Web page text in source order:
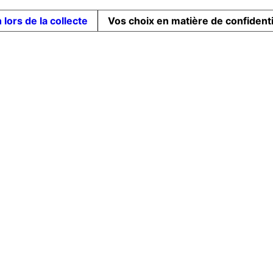
lors de la collecte Vos choix en matière de